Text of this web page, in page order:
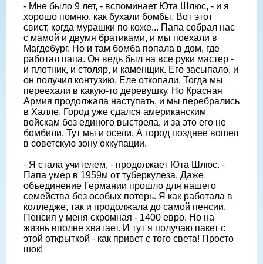
- Мне было 9 лет, - вспоминает Юта Шлюс, - и я
хорошо помню, как бухали бомбы. Вот этот
свист, когда мурашки по коже... Папа собрал нас
с мамой и двумя братиками, и мы поехали в
Магдебург. Но и там бомба попала в дом, где
работал папа. Он ведь был на все руки мастер -
и плотник, и столяр, и каменщик. Его засыпало, и
он получил контузию. Еле откопали. Тогда мы
переехали в какую-то деревушку. Но Красная
Армия продолжала наступать, и мы перебрались
в Халле. Город уже сдался американским
войскам без единого выстрела, и за это его не
бомбили. Тут мы и осели. А город позднее вошел
в советскую зону оккупации.
- Я стала учителем, - продолжает Юта Шлюс. -
Папа умер в 1959м от туберкулеза. Даже
объединение Германии прошло для нашего
семейства без особых потерь. Я как работала в
колледже, так и продолжала до самой пенсии.
Пенсия у меня скромная - 1400 евро. Но на
жизнь вполне хватает. И тут я получаю пакет с
этой открыткой - как привет с того света! Просто
шок!